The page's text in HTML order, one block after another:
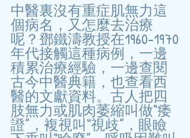
中醫裏沒有重症肌無力這
個病名，又怎麼去治療
呢？鄧鐵濤教授在1960-1970
年代接觸這種病例，一邊
積累治療經驗，一邊查閱
古今中醫典籍，也查看西
醫的文獻資料。古人把四
肢無力或肌肉萎縮叫做“痿
證”，複視叫“視歧”，眼瞼